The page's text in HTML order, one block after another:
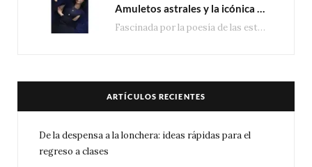
Amuletos astrales y la icónica colección Zodiaque de Van Cleef & Arpels
Fascinada por la poesía de las estrellas, la Maison Van Cleef & Arpels celebra la llegada de las…
ARTÍCULOS RECIENTES
De la despensa a la lonchera: ideas rápidas para el
regreso a clases